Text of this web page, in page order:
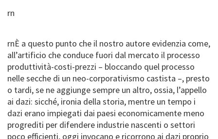
rn
rnÈ a questo punto che il nostro autore evidenzia come,
all’artificio che conduce fuori dal mercato il processo
produttività-costi-prezzi – bloccando quel processo
nelle secche di un neo-corporativismo castista –, presto
o tardi, se ne aggiunge sempre un altro, ossia, l’appello
ai dazi: sicché, ironia della storia, mentre un tempo i
dazi erano impiegati dai paesi economicamente meno
progrediti per difendere industrie nascenti o settori
poco efficienti, oggi invocano e ricorrono ai dazi proprio